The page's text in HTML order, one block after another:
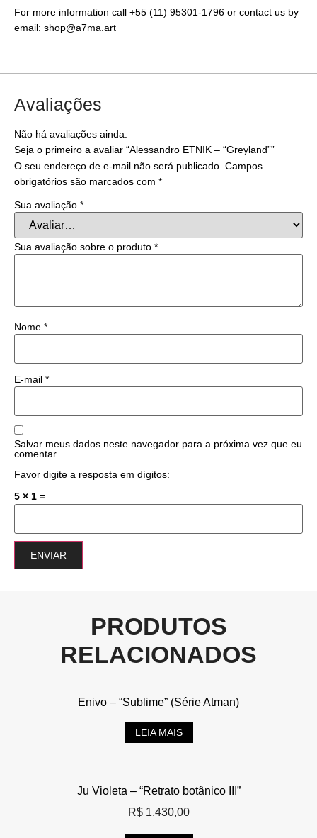
For more information call +55 (11) 95301-1796 or contact us by
email: shop@a7ma.art
Avaliações
Não há avaliações ainda.
Seja o primeiro a avaliar “Alessandro ETNIK – “Greyland””
O seu endereço de e-mail não será publicado. Campos
obrigatórios são marcados com *
Sua avaliação *
Sua avaliação sobre o produto *
Nome *
E-mail *
Salvar meus dados neste navegador para a próxima vez que eu
comentar.
Favor digite a resposta em dígitos:
5 × 1 =
PRODUTOS
RELACIONADOS
Enivo – “Sublime” (Série Atman)
LEIA MAIS
Ju Violeta – “Retrato botânico III”
R$1.430,00